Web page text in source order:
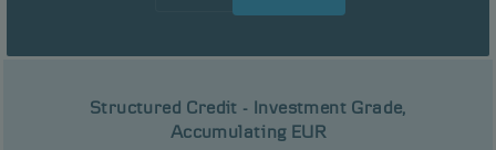
Structured Credit - Investment Grade,
Accumulating EUR